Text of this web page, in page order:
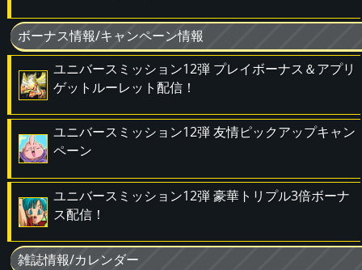
ボーナス情報/キャンペーン情報
ユニバースミッション12弾 プレイボーナス＆アプリ
ゲットルーレット配信！
ユニバースミッション12弾 友情ピックアップキャン
ペーン
ユニバースミッション12弾 豪華トリプル3倍ボーナ
ス配信！
雑誌情報/カレンダー